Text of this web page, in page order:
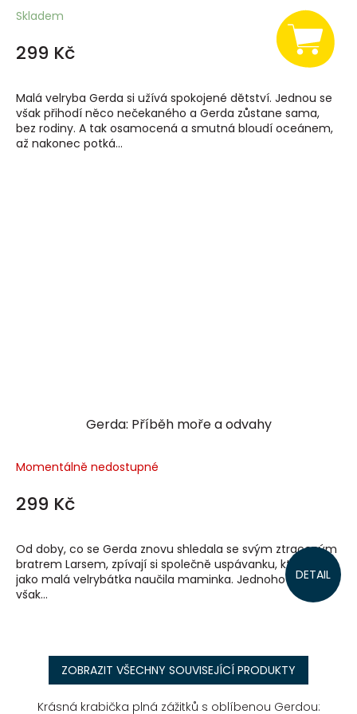
Skladem
299 Kč
Malá velryba Gerda si užívá spokojené dětství. Jednou se
však přihodí něco nečekaného a Gerda zůstane sama,
bez rodiny. A tak osamocená a smutná bloudí oceánem,
až nakonec potká...
Gerda: Příběh moře a odvahy
Momentálně nedostupné
299 Kč
DETAIL
Od doby, co se Gerda znovu shledala se svým ztraceným
bratrem Larsem, zpívají si společně uspávanku, kterou je
jako malá velrybátka naučila maminka. Jednoho dne se
však...
ZOBRAZIT VŠECHNY SOUVISEJÍCÍ PRODUKTY
Krásná krabička plná zážitků s oblíbenou Gerdou: